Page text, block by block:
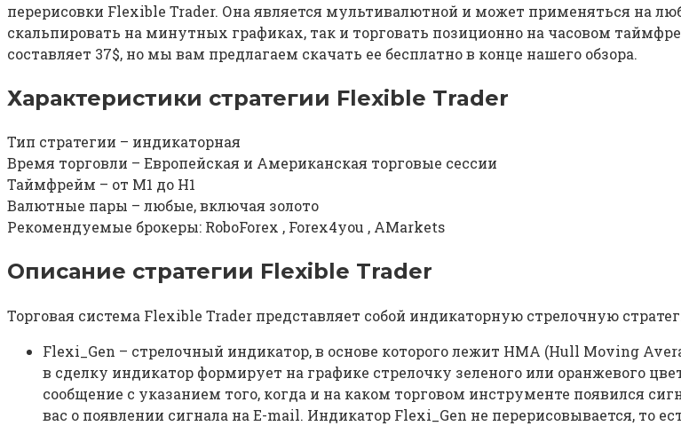
перерисовки Flexible Trader. Она является мультивалютной и может применяться на
скальпировать на минутных графиках, так и торговать позиционно на часовом
составляет 37$, но мы вам предлагаем скачать ее бесплатно в конце нашего обзора.
Характеристики стратегии Flexible Trader
Тип стратегии – индикаторная
Время торговли – Европейская и Американская торговые сессии
Таймфрейм – от M1 до H1
Валютные пары – любые, включая золото
Рекомендуемые брокеры: RoboForex , Forex4you , AMarkets
Описание стратегии Flexible Trader
Торговая система Flexible Trader представляет собой индикаторную стрелочную
Flexi_Gen – стрелочный индикатор, в основе которого лежит HMA (Hull Moving
в сделку индикатор формирует на графике стрелочку зеленого или оранжевого
сообщение с указанием того, когда и на каком торговом инструменте появился
вас о появлении сигнала на E-mail. Индикатор Flexi_Gen не перерисовывается, то